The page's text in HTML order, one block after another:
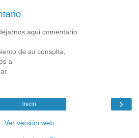
aqui comentario
de su consulta,
a
›
Inicio
Ver versión web